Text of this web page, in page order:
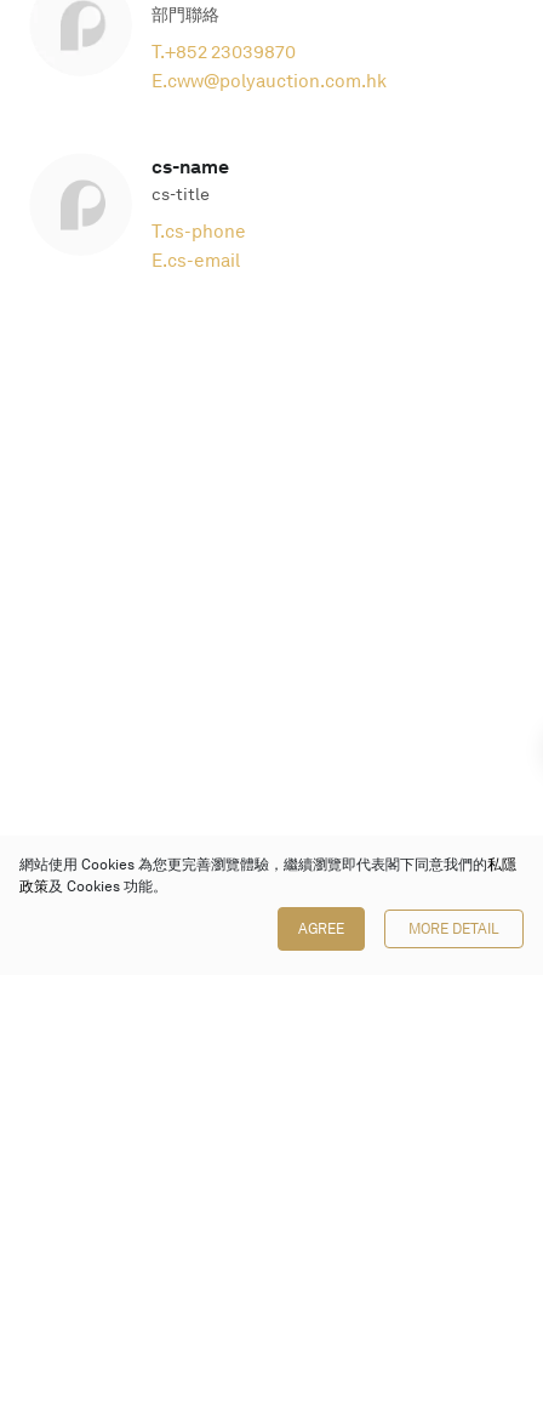
部門聯絡
T.+852 23039870
E.cww@polyauction.com.hk
cs-name
cs-title
T.cs-phone
E.cs-email
網站使用 Cookies 為您更完善瀏覽體驗，繼續瀏覽即代表閣下同意我們的私隱
政策及 Cookies 功能。
AGREE MORE DETAIL